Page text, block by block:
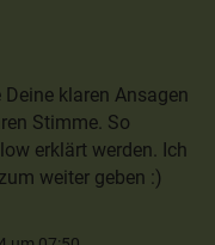
klaren Ansagen
Stimme. So
erklärt werden. Ich
weiter geben :)